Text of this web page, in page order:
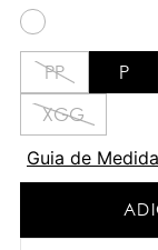
PP P
XGG
Guia de